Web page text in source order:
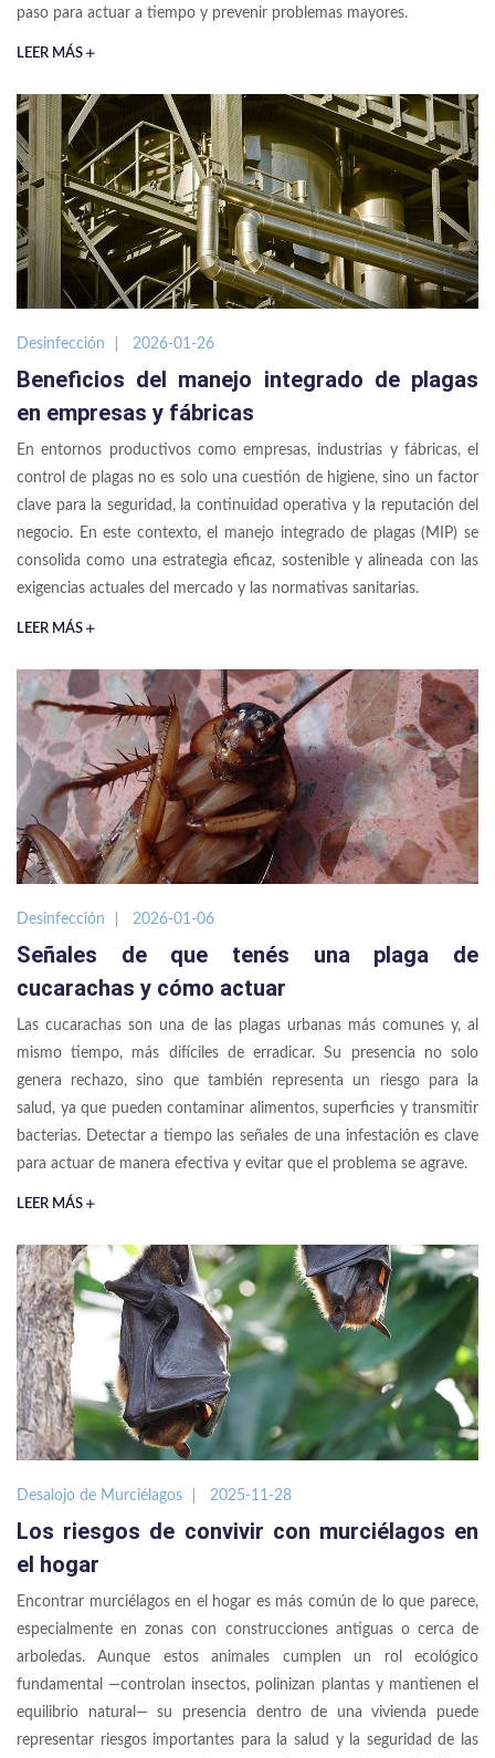
paso para actuar a tiempo y prevenir problemas mayores.
LEER MÁS
Desinfección 2026-01-26
Beneficios del manejo integrado de plagas
en empresas y fábricas
En entornos productivos como empresas, industrias y fábricas, el
control de plagas no es solo una cuestión de higiene, sino un factor
clave para la seguridad, la continuidad operativa y la reputación del
negocio. En este contexto, el manejo integrado de plagas (MIP) se
consolida como una estrategia eficaz, sostenible y alineada con las
exigencias actuales del mercado y las normativas sanitarias.
LEER MÁS
Desinfección 2026-01-06
Señales de que tenés una plaga de
cucarachas y cómo actuar
Las cucarachas son una de las plagas urbanas más comunes y, al
mismo tiempo, más difíciles de erradicar. Su presencia no solo
genera rechazo, sino que también representa un riesgo para la
salud, ya que pueden contaminar alimentos, superficies y transmitir
bacterias. Detectar a tiempo las señales de una infestación es clave
para actuar de manera efectiva y evitar que el problema se agrave.
LEER MÁS
Desalojo de Murciélagos 2025-11-28
Los riesgos de convivir con murciélagos en
el hogar
Encontrar murciélagos en el hogar es más común de lo que parece,
especialmente en zonas con construcciones antiguas o cerca de
arboledas. Aunque estos animales cumplen un rol ecológico
fundamental —controlan insectos, polinizan plantas y mantienen el
equilibrio natural— su presencia dentro de una vivienda puede
representar riesgos importantes para la salud y la seguridad de las